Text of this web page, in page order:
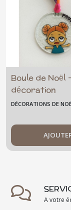
Boule de Noël -
décoration
christmas
DÉCORATIONS DE
A votre